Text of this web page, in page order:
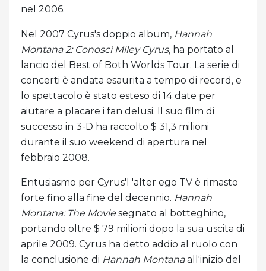
nel 2006.
Nel 2007 Cyrus's doppio album, Hannah
Montana 2: Conosci Miley Cyrus, ha portato al
lancio del Best of Both Worlds Tour. La serie di
concerti è andata esaurita a tempo di record, e
lo spettacolo è stato esteso di 14 date per
aiutare a placare i fan delusi. Il suo film di
successo in 3-D ha raccolto $ 31,3 milioni
durante il suo weekend di apertura nel
febbraio 2008.
Entusiasmo per Cyrus'l 'alter ego TV è rimasto
forte fino alla fine del decennio. Hannah
Montana: The Moviesegnato al botteghino,
portando oltre $ 79 milioni dopo la sua uscita di
aprile 2009. Cyrus ha detto addio al ruolo con
la conclusione di Hannah Montanaall'inizio del